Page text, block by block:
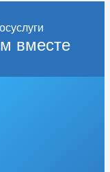
вместе